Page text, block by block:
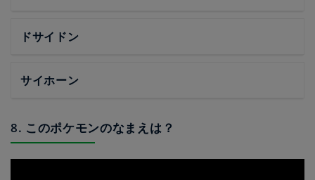
ドサイドン
サイホーン
8. このポケモンのなまえは？